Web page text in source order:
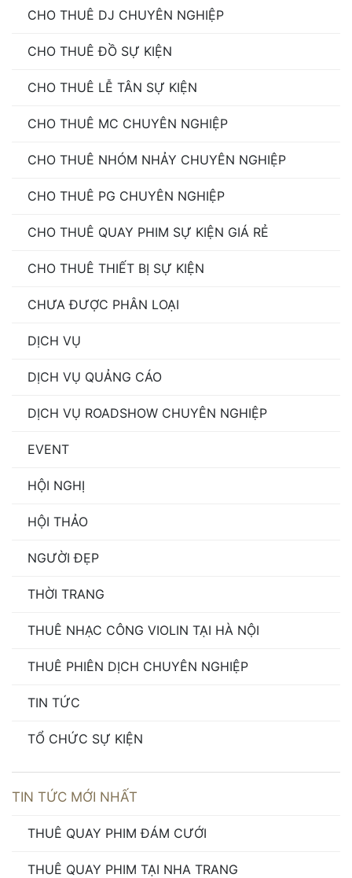
CHO THUÊ DJ CHUYÊN NGHIỆP
CHO THUÊ ĐỒ SỰ KIỆN
CHO THUÊ LỄ TÂN SỰ KIỆN
CHO THUÊ MC CHUYÊN NGHIỆP
CHO THUÊ NHÓM NHẢY CHUYÊN NGHIỆP
CHO THUÊ PG CHUYÊN NGHIỆP
CHO THUÊ QUAY PHIM SỰ KIỆN GIÁ RẺ
CHO THUÊ THIẾT BỊ SỰ KIỆN
CHƯA ĐƯỢC PHÂN LOẠI
DỊCH VỤ
DỊCH VỤ QUẢNG CÁO
DỊCH VỤ ROADSHOW CHUYÊN NGHIỆP
EVENT
HỘI NGHỊ
HỘI THẢO
NGƯỜI ĐẸP
THỜI TRANG
THUÊ NHẠC CÔNG VIOLIN TẠI HÀ NỘI
THUÊ PHIÊN DỊCH CHUYÊN NGHIỆP
TIN TỨC
TỔ CHỨC SỰ KIỆN
TIN TỨC MỚI NHẤT
THUÊ QUAY PHIM ĐÁM CƯỚI
THUÊ QUAY PHIM TẠI NHA TRANG